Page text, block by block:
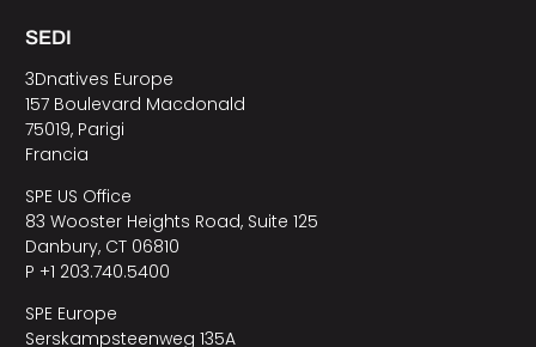
SEDI
3Dnatives Europe
157 Boulevard Macdonald
75019, Parigi
Francia
SPE US Office
83 Wooster Heights Road, Suite 125
Danbury, CT 06810
P +1 203.740.5400
SPE Europe
Serskampsteenweg 135A